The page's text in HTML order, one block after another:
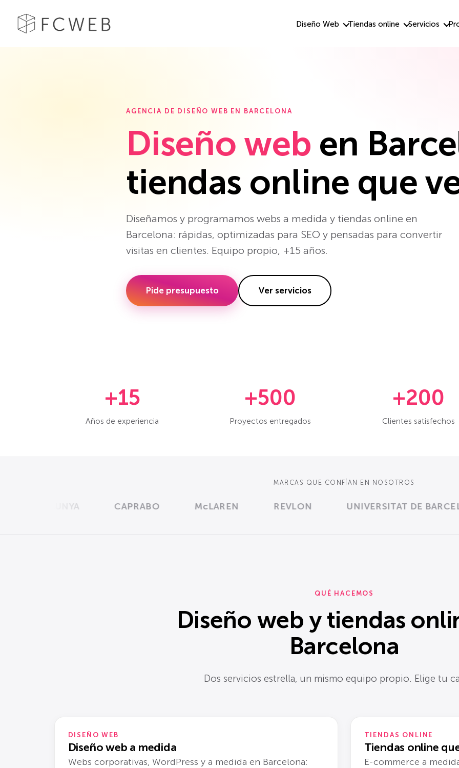
Diseño Web Tiendas online Servicios
AGENCIA DE DISEÑO WEB EN BARCELONA
Diseño web en
tiendas online que
Diseñamos y programamos webs a medida y tiendas online en
Barcelona: rápidas, optimizadas para SEO y pensadas para convertir
visitas en clientes. Equipo propio, +15 años.
Pide presupuesto Ver servicios
+15
Años de experiencia
+500
Proyectos entregados
+200
Clientes satisfechos
MARCAS QUE CONFÍAN EN NOSOTROS
CAPRABO McLAREN REVLON UNIVERSITAT DE
QUÉ HACEMOS
Diseño web y tiendas
Barcelona
Dos servicios estrella, un mismo equipo propio. Elige tu
DISEÑO WEB
Diseño web a medida
Webs corporativas, WordPress y a medida en Barcelona:
TIENDAS ONLINE
Tiendas online
E-commerce a